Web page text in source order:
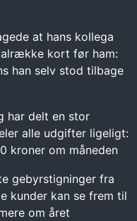
at hans kollega
kort før ham:
han selv stod tilbage
har delt en stor
alle udgifter ligeligt:
kroner om måneden
gebyrstigninger fra
kunder kan se frem til
om året